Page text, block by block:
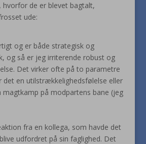
de er blevet bagtalt,
ude:
og er både strategisk og
og så er jeg irriterende robust og
Det virker ofte på to parametre
det en utilstrækkelighedsfølelse eller
magtkamp på modpartens bane (jeg
fra en kollega, som havde det
udfordret på sin faglighed. Det